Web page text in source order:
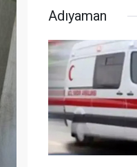
Adıyaman